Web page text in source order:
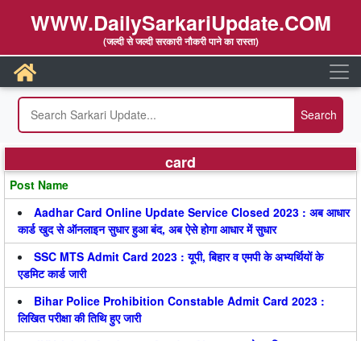
WWW.DailySarkariUpdate.COM
(जल्दी से जल्दी सरकारी नौकरी पाने का रास्ता)
card
Post Name
Aadhar Card Online Update Service Closed 2023 : अब आधार
कार्ड खुद से ऑनलाइन सुधार हुआ बंद, अब ऐसे होगा आधार में सुधार
SSC MTS Admit Card 2023 : यूपी, बिहार व एमपी के अभ्यर्थियों के
एडमिट कार्ड जारी
Bihar Police Prohibition Constable Admit Card 2023 :
लिखित परीक्षा की तिथि हुए जारी